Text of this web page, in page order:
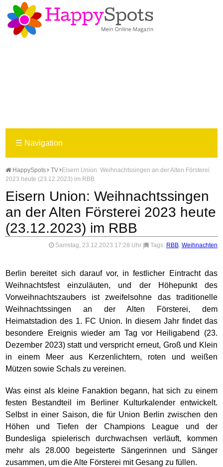
☰ Navigation
HappySpots TV
Eisern Union: Weihnachtssingen an der Alten Försterei
2023 heute (23.12.2023) im RBB
Eisern Union: Weihnachtssingen
an der Alten Försterei 2023 heute
(23.12.2023) im RBB
Samstag, 23.12.2023 17:28 Uhr Tags: RBB, Weihnachten
Berlin bereitet sich darauf vor, in festlicher Eintracht das
Weihnachtsfest einzuläuten, und der Höhepunkt des
Vorweihnachtszaubers ist zweifelsohne das traditionelle
Weihnachtssingen an der Alten Försterei, dem
Heimatstadion des 1. FC Union. In diesem Jahr findet das
besondere Ereignis wieder am Tag vor Heiligabend (23.
Dezember 2023) statt und verspricht erneut, Groß und Klein
in einem Meer aus Kerzenlichtern, roten und weißen
Mützen sowie Schals zu vereinen.
Was einst als kleine Fanaktion begann, hat sich zu einem
festen Bestandteil im Berliner Kulturkalender entwickelt.
Selbst in einer Saison, die für Union Berlin zwischen den
Höhen und Tiefen der Champions League und der
Bundesliga spielerisch durchwachsen verläuft, kommen
mehr als 28.000 begeisterte Sängerinnen und Sänger
zusammen, um die Alte Försterei mit Gesang zu füllen.